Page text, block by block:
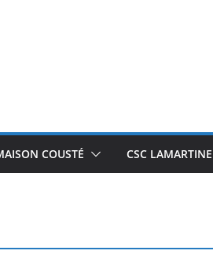
COUSTÉ CSC LAMARTINE